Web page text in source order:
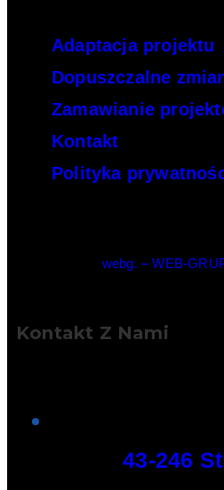
Adaptacja projektu
Dopuszczalne
Zamawianie
Kontakt
Polityka
webg. – WEB-
Kontakt Z Nami
Adres:43-246